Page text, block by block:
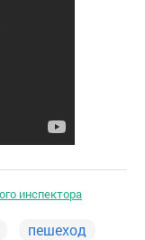
инспектора
пешеход